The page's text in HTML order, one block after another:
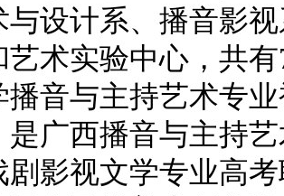
与设计系、播音影
艺术实验中心，共
播音与主持艺术专
是广西播音与主持
剧影视文学专业高